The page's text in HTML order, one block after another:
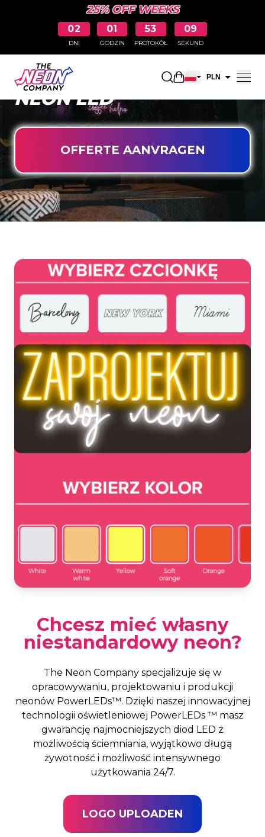
25% OFF WEEKS
02
DNI
01
GODZIN
53
PROTOKÓŁ
08
SEKUND
Otwarty koszyk na
PLN
ZAPROJEKTUJ WŁASNY
NEON LED
OFFERTE AANVRAGEN
Chcesz mieć własny
niestandardowy neon?
The Neon Company specjalizuje się w
opracowywaniu, projektowaniu i produkcji
neonów PowerLEDs™. Dzięki naszej innowacyjnej
technologii oświetleniowej PowerLEDs ™ masz
gwarancję najmocniejszych diod LED z
możliwością ściemniania, wyjątkowo długą
żywotność i możliwość intensywnego
użytkowania 24/7.
LOGO UPLOADEN